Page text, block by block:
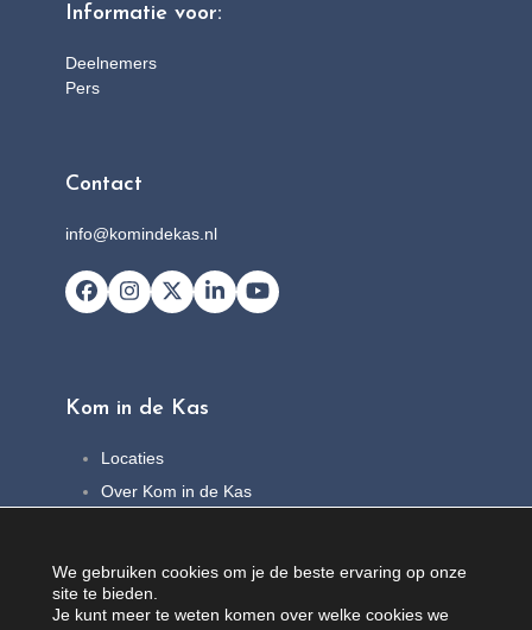
Informatie voor:
Deelnemers
Pers
Contact
info@komindekas.nl
Facebook
Instagram
X LinkedInYouTube
Kom in de Kas
Locaties
Over Kom in de Kas
Contact
We gebruiken cookies om je de beste ervaring op onze
site te bieden.
Je kunt meer te weten komen over welke cookies we